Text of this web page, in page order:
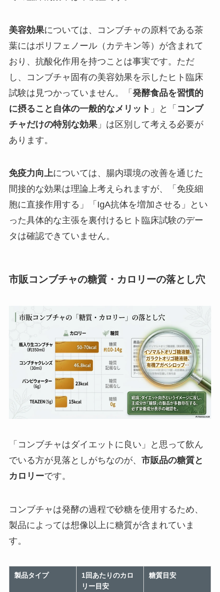
美容効果については、コンブチャの原料である茶
葉にはポリフェノール（カテキン等）が含まれて
おり、抗酸化作用を持つことは事実です。ただ
し、コンブチャ固有の美容効果を示したヒト臨床
試験は見つかっていません。「 発酵食品を習慣的
に摂ること自体の一般的なメリット 」と「 コンブ
チャだけの特別な効果」は区別して考える必要が
あります。
免疫力向上については、腸内環境の改善を通じた
間接的な効果は理論上考えられますが、「免疫細
胞に直接作用する」「IgA抗体を増加させる」とい
った具体的な主張を裏付けるヒト臨床試験のデー
タは確認できていません。
市販コンブチャの糖質・カロリーの落とし穴
「コンブチャはダイエットに良い」と思って飲ん
でいる方が見落としがちなのが、 市販品の糖質と
カロリーです。
コンブチャは発酵の過程で砂糖を使用するため、
製品によっては想像以上に糖質が含まれていま
す。
製品タイプ
1回あたりのカロ
リー目安
糖質目安